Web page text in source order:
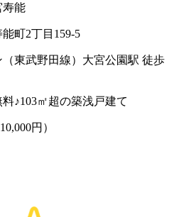
寿能
町2丁目159-5
東武野田線）大宮公園駅 徒歩
♪103㎡超の築浅戸建て
円）